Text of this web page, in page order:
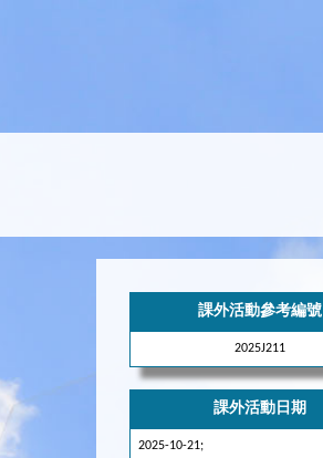
課外活動參考編號
2025J211
課外活動日期
2025-10-21;